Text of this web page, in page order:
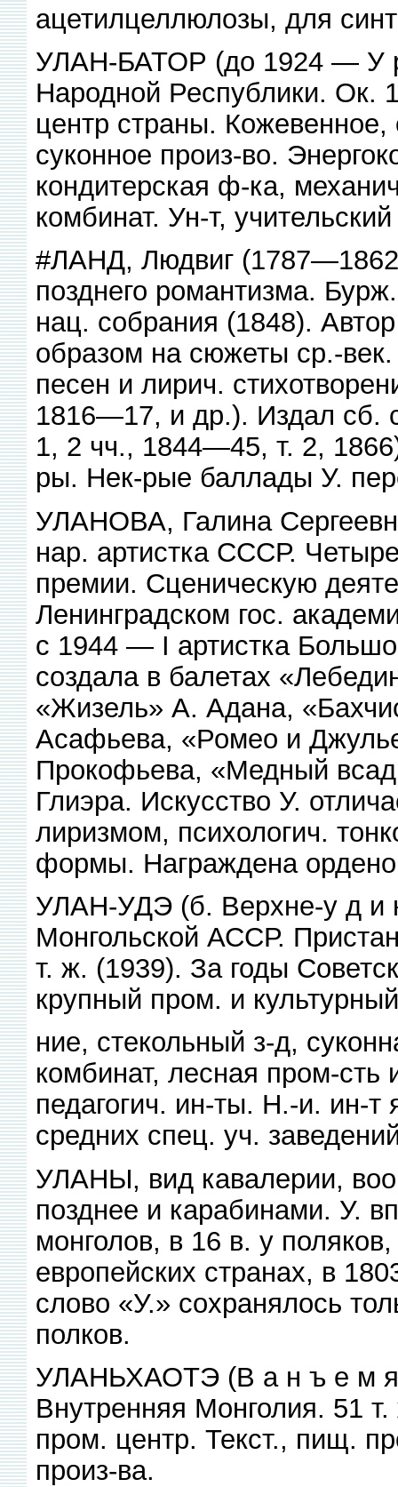
ацетилцеллюлозы, для
УЛАН-БАТОР (до 1924 — У р
Народной Республики. Ок.
центр страны.
суконное произ-во.
кондитерская ф-ка,
комбинат. Ун-т,
#ЛАНД, Людвиг
позднего романтизма.
нац. собрания (1848).
образом на сюжеты ср.-
песен и лирич.
1816—17, и др.). Издал сб.
1, 2 чч., 1844—45, т. 2,
ры. Нек-рые баллады У.
УЛАНОВА, Галина
нар. артистка СССР.
премии. Сценическую
Ленинградском гос.
с 1944 — I артистка
создала в балетах
«Жизель» А. Адана,
Асафьева, «Ромео и
Прокофьева, «Медный
Глиэра. Искусство У.
лиризмом, психологич.
формы. Награждена
УЛАН-УДЭ (б. Верхне-у д и
Монгольской АССР.
т. ж. (1939). За годы
крупный пром. и
ние, стекольный з-д,
комбинат, лесная пром-
педагогич. ин-ты. Н.-и. ин-
средних спец. уч.
УЛАНЫ, вид кавалерии,
позднее и карабинами. У.
монголов, в 16 в. у
европейских странах, в
слово «У.» сохранялось
полков.
УЛАНЬХАОТЭ (В а н ъ е м я
Внутренняя Монголия. 51
пром. центр. Текст., пищ.
произ-ва.